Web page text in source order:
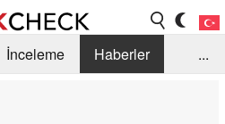
İnceleme
Haberler
...